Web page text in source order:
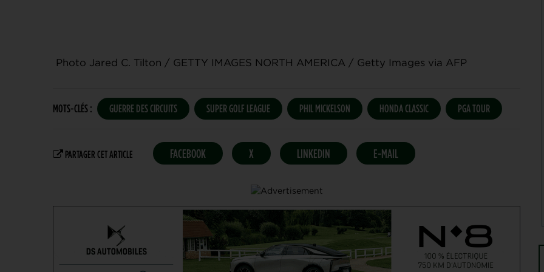
Photo Jared C. Tilton / GETTY IMAGES NORTH AMERICA / Getty Images via AFP
MOTS-CLÉS : GUERRE DES CIRCUITS SUPER GOLF LEAGUE PHIL MICKELSON HONDA CLASSIC PGA TOUR
PARTAGER CET ARTICLE FACEBOOK X LINKEDIN E-MAIL